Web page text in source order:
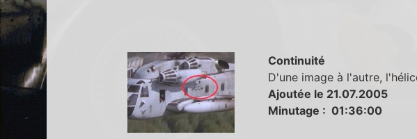
Continuité
D'une image à l'autre,
Ajoutée le 21.07.2005
Minutage : 01:36:00